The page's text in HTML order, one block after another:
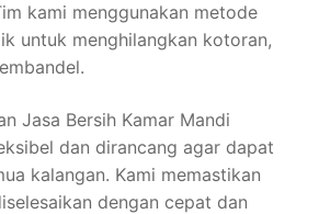
kami menggunakan metode
untuk menghilangkan kotoran,
Jasa Bersih Kamar Mandi
dan dirancang agar dapat
kalangan. Kami memastikan
dengan cepat dan